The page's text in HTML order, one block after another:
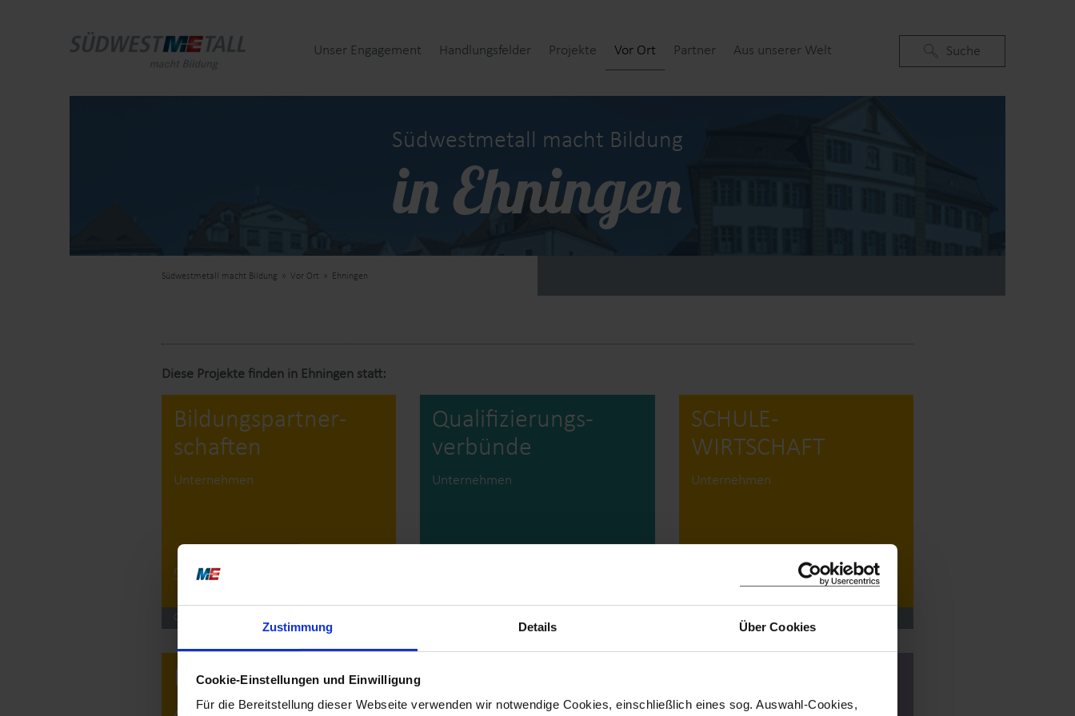
Zustimmung Details Über Cookies
Cookie-Einstellungen und Einwilligung
Für die Bereitstellung dieser Webseite verwenden wir notwendige Cookies, einschließlich eines sog. Auswahl-Cookies,
Unser Engagement Handlungsfelder Projekte
Vor Ort
Partner Aus unserer Welt Suchen
Suche
Südwestmetall macht Bildung
in Ehningen
Südwestmetall macht Bildung Vor Ort Ehningen
Diese Projekte finden in Ehningen statt:
Bildungs­partner­
schaften
Unternehmen
mehr
QUALITÄT IN DER SCHULE
Qualifizierungs­
verbünde
Unternehmen
SCHULE­
WIRTSCHAFT
Unternehmen
Leitfaden
„Selbstständige
Pädagog*innen Unternehmen